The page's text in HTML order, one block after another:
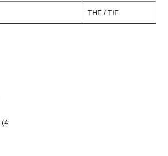
THF / TIF
4) سهولة التركيب والصيانة مع سهولة الوصول إلى المحطات ، والصمامات الثنائية الدوارة ومسامير التوصيل